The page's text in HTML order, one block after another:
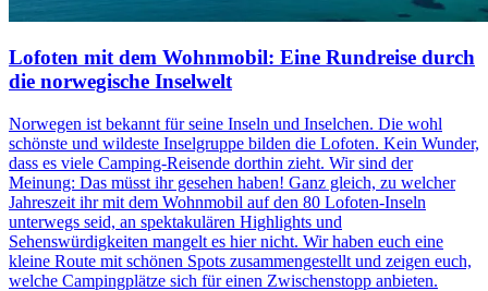
Lofoten mit dem Wohnmobil: Eine Rundreise durch
die norwegische Inselwelt
Norwegen ist bekannt für seine Inseln und Inselchen. Die wohl
schönste und wildeste Inselgruppe bilden die Lofoten. Kein Wunder,
dass es viele Camping-Reisende dorthin zieht. Wir sind der
Meinung: Das müsst ihr gesehen haben! Ganz gleich, zu welcher
Jahreszeit ihr mit dem Wohnmobil auf den 80 Lofoten-Inseln
unterwegs seid, an spektakulären Highlights und
Sehenswürdigkeiten mangelt es hier nicht. Wir haben euch eine
kleine Route mit schönen Spots zusammengestellt und zeigen euch,
welche Campingplätze sich für einen Zwischenstopp anbieten.